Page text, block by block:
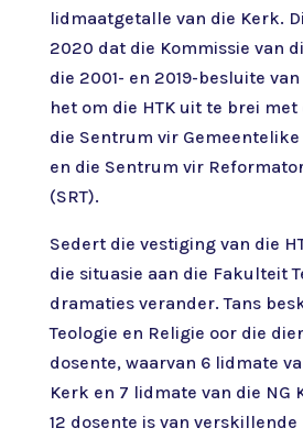
lidmaatgetalle van die Kerk.
2020 dat die Kommissie van
die 2001- en 2019-besluite
het om die HTK uit te brei
die Sentrum vir Gemeentelike
en die Sentrum vir
(SRT).
Sedert die vestiging van die
die situasie aan die Fakulteit
dramaties verander. Tans
Teologie en Religie oor die
dosente, waarvan 6 lidmate
Kerk en 7 lidmate van die NG
12 dosente is van